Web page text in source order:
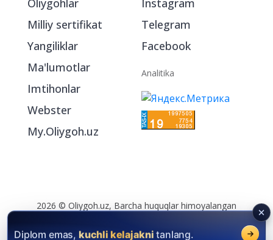
Bo‘limlar
Oliygohlar
Imtihonlar
Ijtimoiy tarmoqlarda
Telegram
Facebook
Analitika
Diplom emas, kuchli kelajakni tanlang.